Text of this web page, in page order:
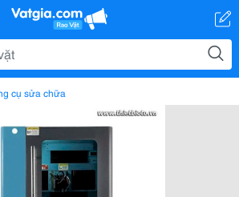
cụ sửa chữa